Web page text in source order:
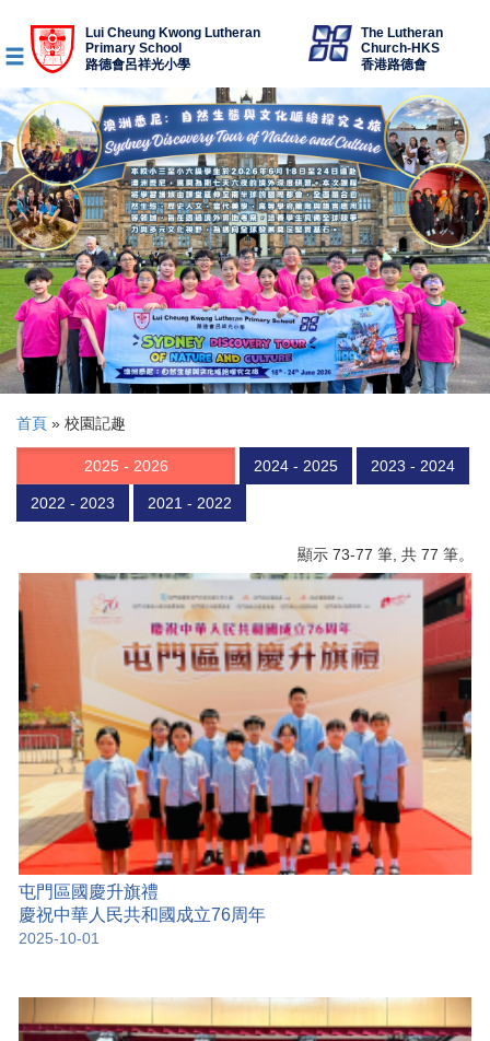
Lui Cheung Kwong Lutheran
Primary School
路德會呂祥光小學
The Lutheran
Church-HKS
香港路德會
首頁 » 校園記趣
2025 - 2026 2024 - 2025 2023 - 2024
2022 - 2023 2021 - 2022
顯示 73-77 筆, 共 77 筆。
屯門區國慶升旗禮
慶祝中華人民共和國成立76周年
2025-10-01